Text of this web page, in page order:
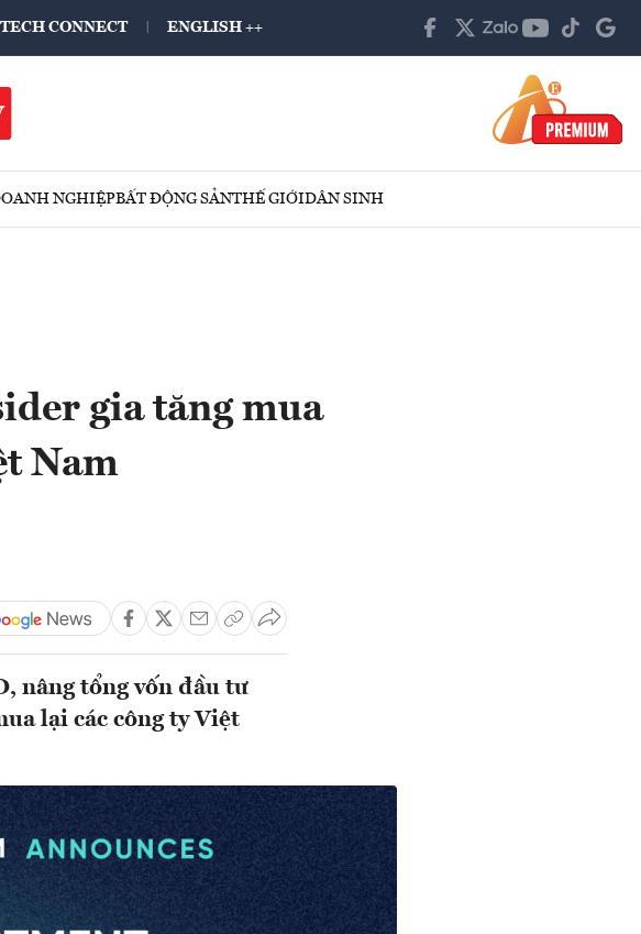
TECH CONNECT ENGLISH ++
NGHIỆPBẤT ĐỘNG SẢNTHẾ GIỚIDÂN SINH
gia tăng mua
Nam
nâng tổng vốn đầu tư
lại các công ty Việt